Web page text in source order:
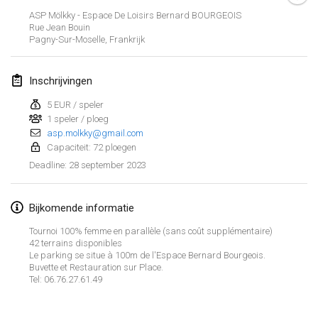
ASP Mölkky - Espace De Loisirs Bernard BOURGEOIS
Rue Jean Bouin
Pagny-Sur-Moselle, Frankrijk
Inschrijvingen
5 EUR / speler
1 speler / ploeg
asp.molkky@gmail.com
Capaciteit: 72 ploegen
Deadline: 28 september 2023
Bijkomende informatie
Tournoi 100% femme en parallèle (sans coût supplémentaire)
42 terrains disponibles
Le parking se situe à 100m de l'Espace Bernard Bourgeois.
Buvette et Restauration sur Place.
Tel: 06.76.27.61.49
februari 2023
4 feb. 2023
SingeliDuppeli
4 feb. 2023|Finland
SM HalliMölkky - Finnish Championship
Indoor de la CASAS
18 feb. 2023|Frankrijk
Faschings-Mölkky